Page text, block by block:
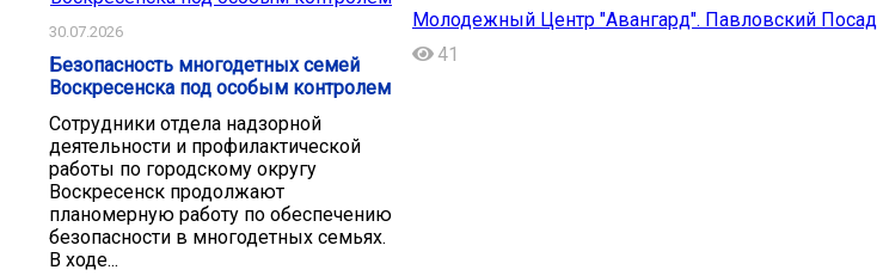
30.07.2026
Безопасность многодетных семей
Воскресенска под особым контролем
Сотрудники отдела надзорной
деятельности и профилактической
работы по городскому округу
Воскресенск продолжают
планомерную работу по обеспечению
безопасности в многодетных семьях.
В ходе...
Молодежный Центр "Авангард". Павловский Посад
41